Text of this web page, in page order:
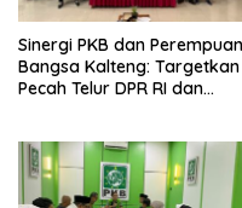
Sinergi PKB dan Perempuan
Bangsa Kalteng: Targetkan
Pecah Telur DPR RI dan